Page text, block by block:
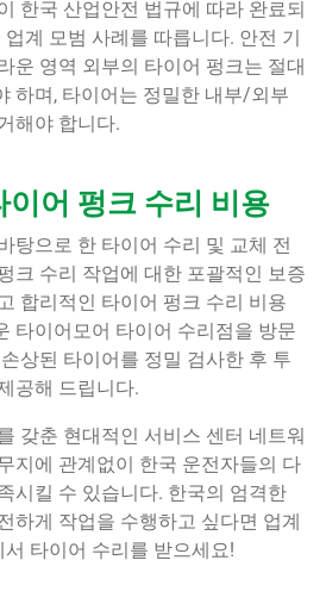
한국 산업안전 법규에 따라 완료되
계 모범 사례를 따릅니다. 안전 기
운 영역 외부의 타이어 펑크는 절대
하며, 타이어는 정밀한 내부/외부
해야 합니다.
이어 펑크 수리 비용
탕으로 한 타이어 수리 및 교체 전
크 수리 작업에 대한 포괄적인 보증
합리적인 타이어 펑크 수리 비용
타이어모어 타이어 수리점을 방문
상된 타이어를 정밀 검사한 후 투
공해 드립니다.
갖춘 현대적인 서비스 센터 네트워
지에 관계없이 한국 운전자들의 다
시킬 수 있습니다. 한국의 엄격한
하게 작업을 수행하고 싶다면 업계
타이어 수리를 받으세요!